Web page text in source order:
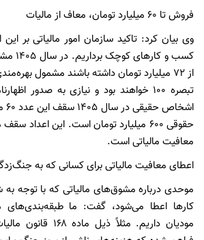
فروش تا ۶۰ میلیارد تومان، معاف از مالیات
وی بیان کرد: تاکید سازمان امور مالیاتی بر
کسب و
از ۷۲ میلیارد تومان داشته باشند مشمول
تبصره ۱۰۰ خواهند بود و نیازی به صدور
حقوقی ۶۰۰ میلیارد تومان است. این اعداد
معافیت مالیاتی است.
اعطای معافیت مالیاتی برای کسانی که به
موحدی درباره مشوق‌های مالیاتی که با توجه
کارها اعطا می‌شود، گفت: ما طبقه‌بندی‌های
مودیان داریم. مثلاً